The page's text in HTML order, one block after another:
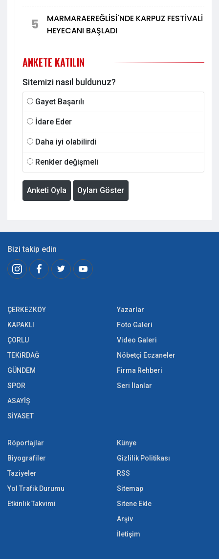
5
MARMARAEREĞLİSİ'NDE KARPUZ FESTİVALİ
HEYECANI BAŞLADI
ANKETE KATILIN
Sitemizi nasıl buldunuz?
Gayet Başarılı
İdare Eder
Daha iyi olabilirdi
Renkler değişmeli
Anketi Oyla Oyları Göster
Bizi takip edin
ÇERKEZKÖY
KAPAKLI
ÇORLU
TEKİRDAĞ
GÜNDEM
SPOR
ASAYİŞ
SİYASET
Yazarlar
Foto Galeri
Video Galeri
Nöbetçi Eczaneler
Firma Rehberi
Seri İlanlar
Röportajlar
Biyografiler
Taziyeler
Yol Trafik Durumu
Etkinlik Takvimi
Künye
Gizlilik Politikası
RSS
Sitemap
Sitene Ekle
Arşiv
İletişim